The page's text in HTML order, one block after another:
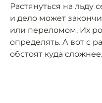
Растянуться на льду
и дело может
или переломом. Их
определять. А вот с
обстоят куда сложнее.